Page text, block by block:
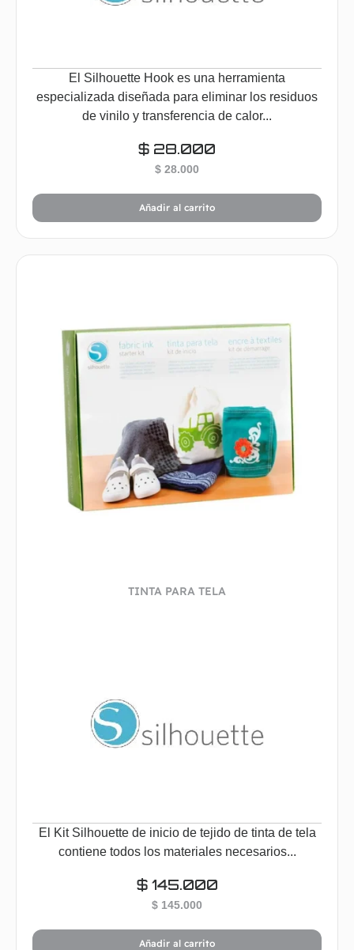
El Silhouette Hook es una herramienta
especializada diseñada para eliminar los residuos
de vinilo y transferencia de calor...
$ 28.000
$ 28.000
Añadir al carrito
TINTA PARA TELA
El Kit Silhouette de inicio de tejido de tinta de tela
contiene todos los materiales necesarios...
$145.000
$ 145.000
Añadir al carrito